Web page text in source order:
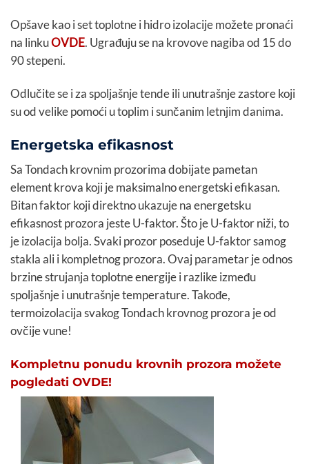
Opšave kao i set toplotne i hidro izolacije možete pronaći
na linkuOVDE. Ugrađuju se na krovove nagiba od 15 do
90 stepeni.
Odlučite se i za spoljašnje tende ili unutrašnje zastore koji
su od velike pomoći u toplim i sunčanim letnjim danima.
Energetska efikasnost
Sa Tondach krovnim prozorima dobijate pametan
element krova koji je maksimalno energetski efikasan.
Bitan faktor koji direktno ukazuje na energetsku
efikasnost prozora jeste U-faktor. Što je U-faktor niži, to
je izolacija bolja. Svaki prozor poseduje U-faktor samog
stakla ali i kompletnog prozora. Ovaj parametar je odnos
brzine strujanja toplotne energije i razlike između
spoljašnje i unutrašnje temperature. Takođe,
termoizolacija svakog Tondach krovnog prozora je od
ovčije vune!
Kompletnu ponudu krovnih prozora možete
pogledati OVDE!